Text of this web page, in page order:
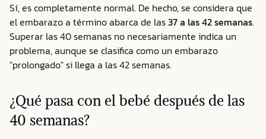
Sí, es completamente normal. De hecho, se considera que
el embarazo a término abarca de las37 a las 42 semanas.
Superar las 40 semanas no necesariamente indica un
problema, aunque se clasifica como un embarazo
"prolongado" si llega a las 42 semanas.
¿Qué pasa con el bebé después de las
40 semanas?